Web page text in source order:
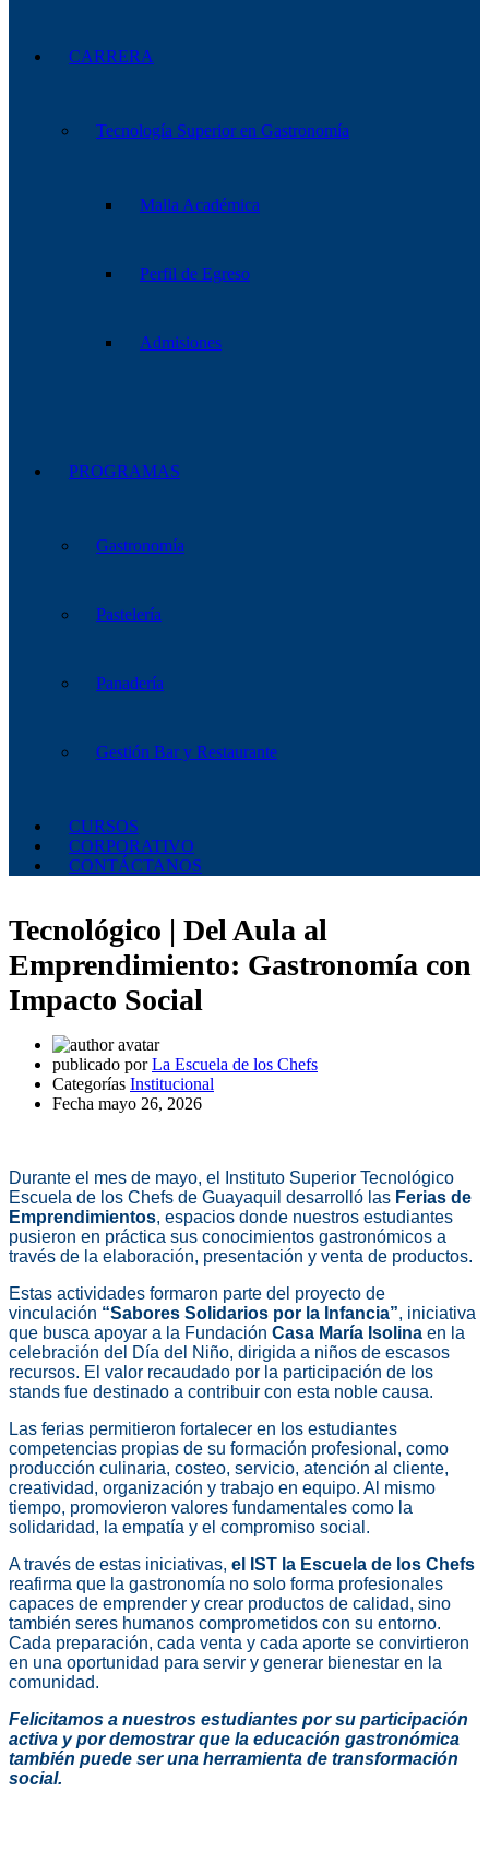
CARRERA
Tecnología Superior en Gastronomía
Malla Académica
Perfil de Egreso
Admisiones
PROGRAMAS
Gastronomía
Pastelería
Panadería
Gestión Bar y Restaurante
CURSOS
CORPORATIVO
CONTÁCTANOS
Tecnológico | Del Aula al
Emprendimiento: Gastronomía con
Impacto Social
publicado por La Escuela de los Chefs
Categorías Institucional
Fecha mayo 26, 2026
Durante el mes de mayo, el Instituto Superior Tecnológico
Escuela de los Chefs de Guayaquil desarrolló las Ferias de
Emprendimientos, espacios donde nuestros estudiantes
pusieron en práctica sus conocimientos gastronómicos a
través de la elaboración, presentación y venta de productos.
Estas actividades formaron parte del proyecto de
vinculación “Sabores Solidarios por la Infancia”, iniciativa
que busca apoyar a la Fundación Casa María Isolina en la
celebración del Día del Niño, dirigida a niños de escasos
recursos. El valor recaudado por la participación de los
stands fue destinado a contribuir con esta noble causa.
Las ferias permitieron fortalecer en los estudiantes
competencias propias de su formación profesional, como
producción culinaria, costeo, servicio, atención al cliente,
creatividad, organización y trabajo en equipo. Al mismo
tiempo, promovieron valores fundamentales como la
solidaridad, la empatía y el compromiso social.
A través de estas iniciativas, el IST la Escuela de los Chefs
reafirma que la gastronomía no solo forma profesionales
capaces de emprender y crear productos de calidad, sino
también seres humanos comprometidos con su entorno.
Cada preparación, cada venta y cada aporte se convirtieron
en una oportunidad para servir y generar bienestar en la
comunidad.
Felicitamos a nuestros estudiantes por su participación
activa y por demostrar que la educación gastronómica
también puede ser una herramienta de transformación
social.